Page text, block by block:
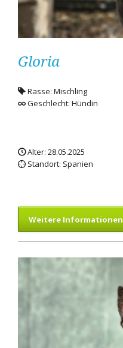
Gloria
Rasse: Mischling
Geschlecht: Hündin
Alter: 28.05.2025
Standort: Spanien
Weitere Informationen